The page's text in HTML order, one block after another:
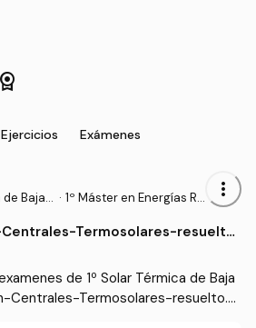
license
Ejercicios Exámenes
Baja T · 1º Máster en Energías Re
ergética (UCA)
more_vert
Termosolares-resuelto.
de 1º Solar Térmica de Baja
Centrales-Termosolares-resuelto.d